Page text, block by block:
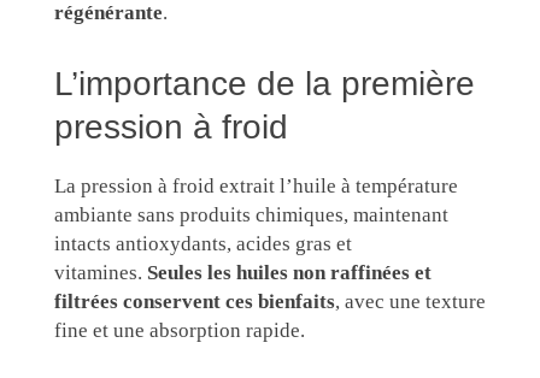
régénérante.
L’importance de la première
pression à froid
La pression à froid extrait l’huile à température
ambiante sans produits chimiques, maintenant
intacts antioxydants, acides gras et
vitamines. Seules les huiles non raffinées et
filtrées conservent ces bienfaits, avec une texture
fine et une absorption rapide.